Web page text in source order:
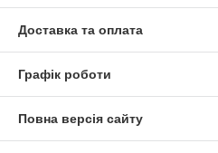
Доставка та оплата
Графік роботи
Повна версія сайту